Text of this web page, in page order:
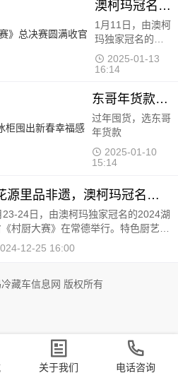
澳柯玛冠名湖南省《村厨大赛》总决赛圆满收官
11日，由澳柯玛独家冠名的2024湖南省
大赛》总决赛在长沙梅溪湖中建梅澜
过年囤货，选东哥
年货款
15:14
23-24日，由澳柯玛独家冠名的2024湖
村厨大赛》在常德举行。特色厨艺、
艺交融汇聚，吸引了众多当地群众、
明星达人等前来打卡观赛，感受这座
藏车信息网 版权所有
关于我们 电话咨询